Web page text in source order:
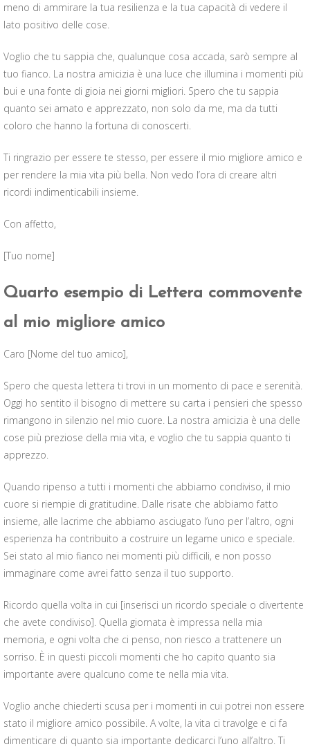
meno di ammirare la tua resilienza e la tua capacità di vedere il
lato positivo delle cose.
Voglio che tu sappia che, qualunque cosa accada, sarò sempre al
tuo fianco. La nostra amicizia è una luce che illumina i momenti più
bui e una fonte di gioia nei giorni migliori. Spero che tu sappia
quanto sei amato e apprezzato, non solo da me, ma da tutti
coloro che hanno la fortuna di conoscerti.
Ti ringrazio per essere te stesso, per essere il mio migliore amico e
per rendere la mia vita più bella. Non vedo l’ora di creare altri
ricordi indimenticabili insieme.
Con affetto,
[Tuo nome]
Quarto esempio di Lettera commovente
al mio migliore amico
Caro [Nome del tuo amico],
Spero che questa lettera ti trovi in un momento di pace e serenità.
Oggi ho sentito il bisogno di mettere su carta i pensieri che spesso
rimangono in silenzio nel mio cuore. La nostra amicizia è una delle
cose più preziose della mia vita, e voglio che tu sappia quanto ti
apprezzo.
Quando ripenso a tutti i momenti che abbiamo condiviso, il mio
cuore si riempie di gratitudine. Dalle risate che abbiamo fatto
insieme, alle lacrime che abbiamo asciugato l’uno per l’altro, ogni
esperienza ha contribuito a costruire un legame unico e speciale.
Sei stato al mio fianco nei momenti più difficili, e non posso
immaginare come avrei fatto senza il tuo supporto.
Ricordo quella volta in cui [inserisci un ricordo speciale o divertente
che avete condiviso]. Quella giornata è impressa nella mia
memoria, e ogni volta che ci penso, non riesco a trattenere un
sorriso. È in questi piccoli momenti che ho capito quanto sia
importante avere qualcuno come te nella mia vita.
Voglio anche chiederti scusa per i momenti in cui potrei non essere
stato il migliore amico possibile. A volte, la vita ci travolge e ci fa
dimenticare di quanto sia importante dedicarci l’uno all’altro. Ti